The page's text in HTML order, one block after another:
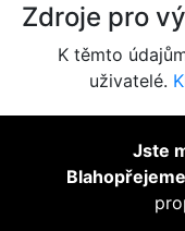
Zdroje pro
K těmto
uživatelé.
Jste